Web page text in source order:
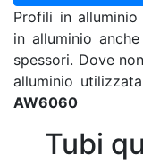
Profili in
in alluminio
spessori. Dove
alluminio
AW6060
Tubi